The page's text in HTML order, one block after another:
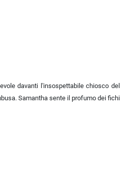
davanti l'insospettabile chiosco del
Samantha sente il profumo dei fichi